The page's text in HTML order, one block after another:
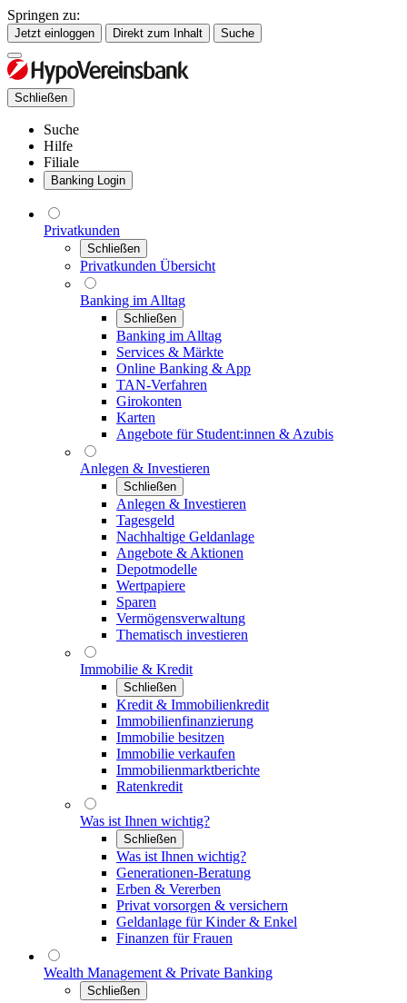
Springen zu:
Jetzt einloggen Direkt zum Inhalt Suche
Schließen
Suche
Hilfe
Filiale
Banking Login
Privatkunden
Schließen
Privatkunden Übersicht
Banking im Alltag
Schließen
Banking im Alltag
Services & Märkte
Online Banking & App
TAN-Verfahren
Girokonten
Karten
Angebote für Student:innen & Azubis
Anlegen & Investieren
Schließen
Anlegen & Investieren
Tagesgeld
Nachhaltige Geldanlage
Angebote & Aktionen
Depotmodelle
Wertpapiere
Sparen
Vermögensverwaltung
Thematisch investieren
Immobilie & Kredit
Schließen
Kredit & Immobilienkredit
Immobilienfinanzierung
Immobilie besitzen
Immobilie verkaufen
Immobilienmarktberichte
Ratenkredit
Was ist Ihnen wichtig?
Schließen
Was ist Ihnen wichtig?
Generationen-Beratung
Erben & Vererben
Privat vorsorgen & versichern
Geldanlage für Kinder & Enkel
Finanzen für Frauen
Wealth Management & Private Banking
Schließen